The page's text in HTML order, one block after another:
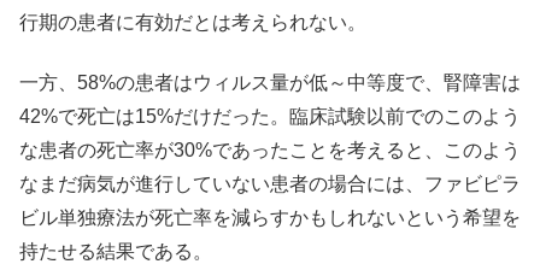
行期の患者に有効だとは考えられない。
一方、58%の患者はウィルス量が低～中等度で、腎障害は
42%で死亡は15%だけだった。臨床試験以前でのこのよう
な患者の死亡率が30%であったことを考えると、このよう
なまだ病気が進行していない患者の場合には、ファビピラ
ビル単独療法が死亡率を減らすかもしれないという希望を
持たせる結果である。